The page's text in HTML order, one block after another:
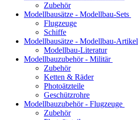
Zubehör
Modellbausätze - Modellbau-Sets
Flugzeuge
Schiffe
Modellbausätze - Modellbau-Artikel
Modellbau-Literatur
Modellbauzubehör - Militär
Zubehör
Ketten & Räder
Photoätzteile
Geschützrohre
Modellbauzubehör - Flugzeuge
Zubehör